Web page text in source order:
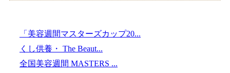
「美容週間マスターズカップ20...
くし供養・ The Beaut...
全国美容週間 MASTERS ...